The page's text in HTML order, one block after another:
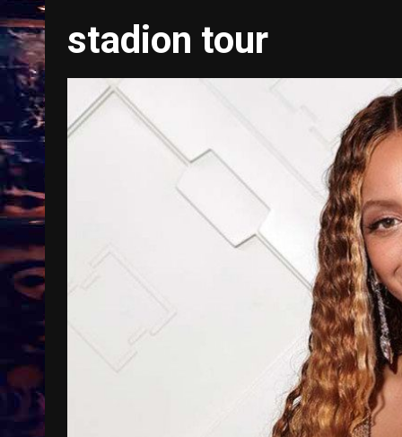
stadion tour
Treinkaartjes worden duurder,
abonnementen verdwijnen
9 months ago